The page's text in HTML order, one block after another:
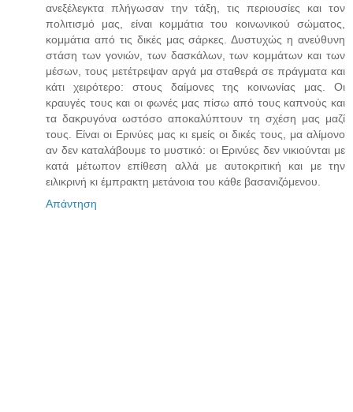
ανεξέλεγκτα πλήγωσαν την τάξη, τις περιουσίες και τον
πολιτισμό μας, είναι κομμάτια του κοινωνικού σώματος,
κομμάτια από τις δικές μας σάρκες. Δυστυχώς η ανεύθυνη
στάση των γονιών, των δασκάλων, των κομμάτων και των
μέσων, τους μετέτρεψαν αργά μα σταθερά σε πράγματα και
κάτι χειρότερο: στους δαίμονες της κοινωνίας μας. Οι
κραυγές τους και οι φωνές μας πίσω από τους καπνούς και
τα δακρυγόνα ωστόσο αποκαλύπτουν τη σχέση μας μαζί
τους. Είναι οι Ερινύες μας κι εμείς οι δικές τους, μα αλίμονο
αν δεν καταλάβουμε το μυστικό: οι Ερινύες δεν νικιούνται με
κατά μέτωπον επίθεση αλλά με αυτοκριτική και με την
ειλικρινή κι έμπρακτη μετάνοια του κάθε βασανιζόμενου.
Απάντηση